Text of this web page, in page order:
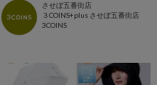
させぼ五番街店
３COINS+plus させぼ五番街店
3COINS